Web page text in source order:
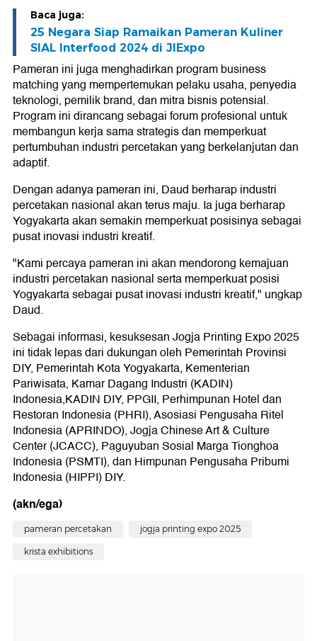
Baca juga:
25 Negara Siap Ramaikan Pameran Kuliner
SIAL Interfood 2024 di JIExpo
Pameran ini juga menghadirkan program business
matching yang mempertemukan pelaku usaha, penyedia
teknologi, pemilik brand, dan mitra bisnis potensial.
Program ini dirancang sebagai forum profesional untuk
membangun kerja sama strategis dan memperkuat
pertumbuhan industri percetakan yang berkelanjutan dan
adaptif.
Dengan adanya pameran ini, Daud berharap industri
percetakan nasional akan terus maju. Ia juga berharap
Yogyakarta akan semakin memperkuat posisinya sebagai
pusat inovasi industri kreatif.
"Kami percaya pameran ini akan mendorong kemajuan
industri percetakan nasional serta memperkuat posisi
Yogyakarta sebagai pusat inovasi industri kreatif," ungkap
Daud.
Sebagai informasi, kesuksesan Jogja Printing Expo 2025
ini tidak lepas dari dukungan oleh Pemerintah Provinsi
DIY, Pemerintah Kota Yogyakarta, Kementerian
Pariwisata, Kamar Dagang Industri (KADIN)
Indonesia,KADIN DIY, PPGII, Perhimpunan Hotel dan
Restoran Indonesia (PHRI), Asosiasi Pengusaha Ritel
Indonesia (APRINDO), Jogja Chinese Art & Culture
Center (JCACC), Paguyuban Sosial Marga Tionghoa
Indonesia (PSMTI), dan Himpunan Pengusaha Pribumi
Indonesia (HIPPI) DIY.
(akn/ega)
pameran percetakan jogja printing expo 2025
krista exhibitions